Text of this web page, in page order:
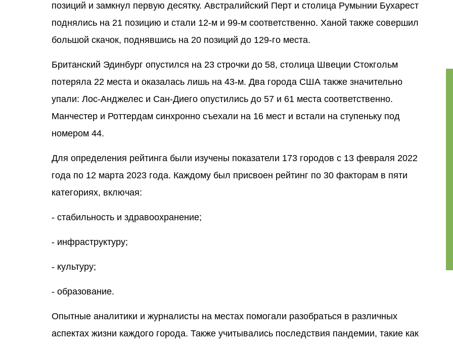
позиций и замкнул первую десятку. Австралийский Перт и столица Румынии Бухарест
поднялись на 21 позицию и стали 12-м и 99-м соответственно. Ханой также совершил
большой скачок, поднявшись на 20 позиций до 129-го места.
Британский Эдинбург опустился на 23 строчки до 58, столица Швеции Стокгольм
потеряла 22 места и оказалась лишь на 43-м. Два города США также значительно
упали: Лос-Анджелес и Сан-Диего опустились до 57 и 61 места соответственно.
Манчестер и Роттердам синхронно съехали на 16 мест и встали на ступеньку под
номером 44.
Для определения рейтинга были изучены показатели 173 городов с 13 февраля 2022
года по 12 марта 2023 года. Каждому был присвоен рейтинг по 30 факторам в пяти
категориях, включая:
- стабильность и здравоохранение;
- инфраструктуру;
- культуру;
- образование.
Опытные аналитики и журналисты на местах помогали разобраться в различных
аспектах жизни каждого города. Также учитывались последствия пандемии, такие как